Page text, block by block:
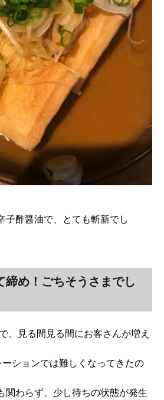
子酢醤油で、とても斬新でし
締め！ごちそうさまでし
、見る間見る間にお客さんが増え
ションでは難しくなってきたの
関わらず、少し待ちの状態が発生